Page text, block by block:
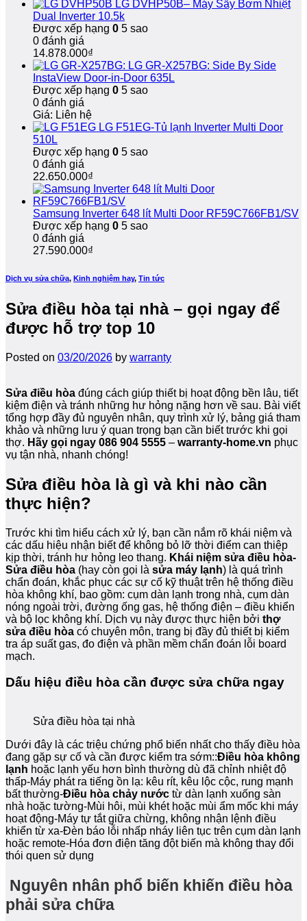
HànhChóng,
nhà,
LG DVHP50B– Máy Sấy Bơm Nhiệt
Dual Inverter 10.5k
Được xếp hạng 0 5 sao
0 đánh giá
14.878.000₫
LG GR-X257BG: Side By Side
InstaView Door-in-Door 635L
Được xếp hạng 0 5 sao
0 đánh giá
Giá: Liên hệ
LG F51EG-Tủ lạnh Inverter Multi Door
510L
Được xếp hạng 0 5 sao
0 đánh giá
22.650.000₫
Samsung Inverter 648 lít Multi Door RF59C766FB1/SV
Được xếp hạng 0 5 sao
0 đánh giá
27.590.000₫
Dịch vụ sửa chữa, Kinh nghiệm hay, Tin tức
Sửa điều hòa tại nhà – gọi ngay để
được hỗ trợ top 10
Posted on 03/20/2026 by warranty
Sửa điều hòa đúng cách giúp thiết bị hoạt động bền lâu, tiết
kiệm điện và tránh những hư hỏng nặng hơn về sau. Bài viết
tổng hợp đầy đủ nguyên nhân, quy trình xử lý, bảng giá tham
khảo và những lưu ý quan trọng bạn cần biết trước khi gọi
thợ. Hãy gọi ngay 086 904 5555 – warranty-home.vn phục
vụ tận nhà, nhanh chóng!
Sửa điều hòa là gì và khi nào cần
thực hiện?
Trước khi tìm hiểu cách xử lý, bạn cần nắm rõ khái niệm và
các dấu hiệu nhận biết để không bỏ lỡ thời điểm can thiệp
kịp thời, tránh hư hỏng leo thang. Khái niệm sửa điều hòa-
Sửa điều hòa (hay còn gọi là sửa máy lạnh) là quá trình
chẩn đoán, khắc phục các sự cố kỹ thuật trên hệ thống điều
hòa không khí, bao gồm: cụm dàn lạnh trong nhà, cụm dàn
nóng ngoài trời, đường ống gas, hệ thống điện – điều khiển
và bộ lọc không khí. Dịch vụ này được thực hiện bởi thợ
sửa điều hòa có chuyên môn, trang bị đầy đủ thiết bị kiểm
tra áp suất gas, đo điện và phần mềm chẩn đoán lỗi board
mạch.
Dấu hiệu điều hòa cần được sửa chữa ngay
Sửa điều hòa tại nhà
Dưới đây là các triệu chứng phổ biến nhất cho thấy điều hòa
đang gặp sự cố và cần được kiểm tra sớm::Điều hòa không
lạnh hoặc lạnh yếu hơn bình thường dù đã chỉnh nhiệt độ
thấp-Máy phát ra tiếng ồn lạ: kêu rít, kêu lộc cộc, rung mạnh
bất thường-Điều hòa chảy nước từ dàn lạnh xuống sàn
nhà hoặc tường-Mùi hôi, mùi khét hoặc mùi ẩm mốc khi máy
hoạt động-Máy tự tắt giữa chừng, không nhận lệnh điều
khiển từ xa-Đèn báo lỗi nhấp nháy liên tục trên cụm dàn lạnh
hoặc remote-Hóa đơn điện tăng đột biến mà không thay đổi
thói quen sử dụng
Nguyên nhân phổ biến khiến điều hòa
phải sửa chữa